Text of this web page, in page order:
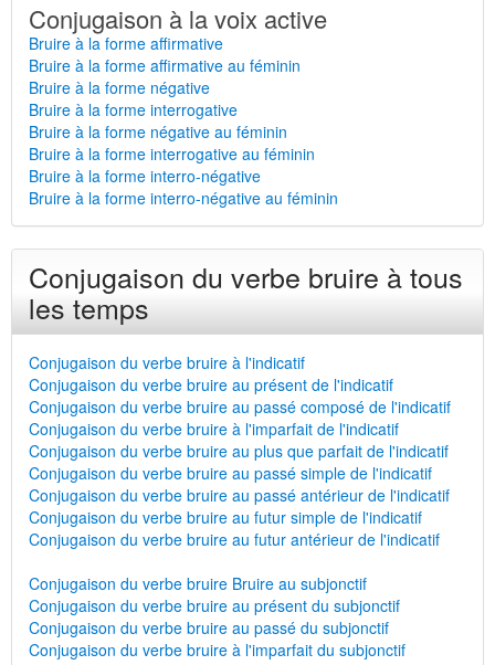
Conjugaison à la voix active
Bruire à la forme affirmative
Bruire à la forme affirmative au féminin
Bruire à la forme négative
Bruire à la forme interrogative
Bruire à la forme négative au féminin
Bruire à la forme interrogative au féminin
Bruire à la forme interro-négative
Bruire à la forme interro-négative au féminin
Conjugaison du verbe bruire à tous
les temps
Conjugaison du verbe bruire à l'indicatif
Conjugaison du verbe bruire au présent de l'indicatif
Conjugaison du verbe bruire au passé composé de l'indicatif
Conjugaison du verbe bruire à l'imparfait de l'indicatif
Conjugaison du verbe bruire au plus que parfait de l'indicatif
Conjugaison du verbe bruire au passé simple de l'indicatif
Conjugaison du verbe bruire au passé antérieur de l'indicatif
Conjugaison du verbe bruire au futur simple de l'indicatif
Conjugaison du verbe bruire au futur antérieur de l'indicatif
Conjugaison du verbe bruire Bruire au subjonctif
Conjugaison du verbe bruire au présent du subjonctif
Conjugaison du verbe bruire au passé du subjonctif
Conjugaison du verbe bruire à l'imparfait du subjonctif